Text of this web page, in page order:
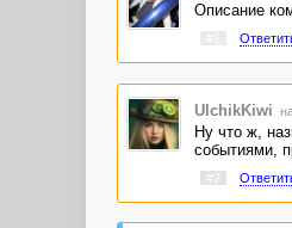
Описание
UlchikKiwi
Ну что ж,
событиями,
#2